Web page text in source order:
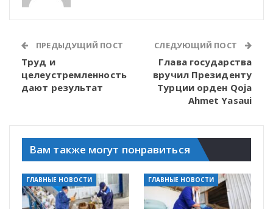
ПРЕДЫДУЩИЙ ПОСТ
Труд и
целеустремленность
дают результат
СЛЕДУЮЩИЙ ПОСТ
Глава государства
вручил Президенту
Турции орден Qoja
Ahmet Yasaui
Вам также могут понравиться
ГЛАВНЫЕ НОВОСТИ ГЛАВНЫЕ НОВОСТИ